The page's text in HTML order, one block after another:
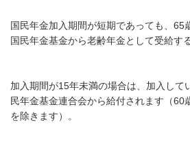
国民年金加入期間が短期であっても、65
国民年金基金から老齢年金として受給す
加入期間が15年未満の場合は、加入して
民年金基金連合会から給付されます（60
を除きます）。